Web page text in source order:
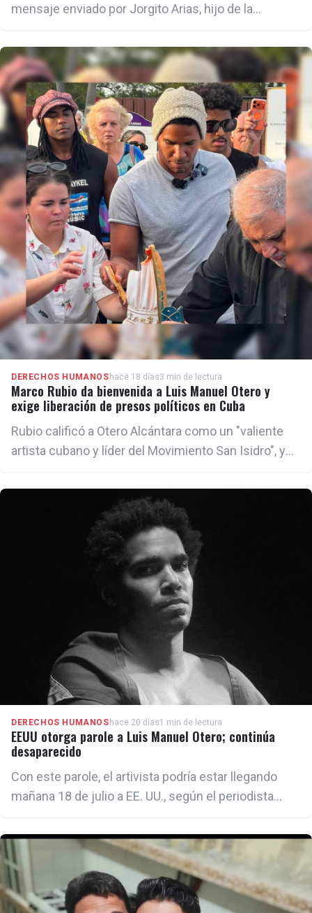
mensaje enviado por Jorgito Arias, hijo de la
situación de su madre. "Ayúdame a denunciar lo que
pasa con mi mamá, no la quieren soltar bajo ninguna
circunstancia y tengo miedo de lo que le pueda
pasar en prisión", escribió el joven.
DERECHOS HUMANOS hace 18 días3 min de lectura
Marco Rubio da bienvenida a Luis Manuel Otero y
exige liberación de presos políticos en Cuba
Rubio calificó a Otero Alcántara como un "valiente
artista cubano y líder del Movimiento San Isidro", y
de la represión ejercida por el régimen contra
quienes defienden las libertades fundamentales en
DERECHOS HUMANOS hace 20 días1 min de lectura
EEUU otorga parole a Luis Manuel Otero; continúa
desaparecido
Con este parole, el artivista podría estar llegando
mañana 18 de julio a EE. UU., según el periodista